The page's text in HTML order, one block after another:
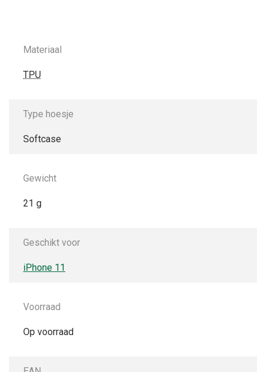
Materiaal
TPU
Type hoesje
Softcase
Gewicht
21 g
Geschikt voor
iPhone 11
Voorraad
Op voorraad